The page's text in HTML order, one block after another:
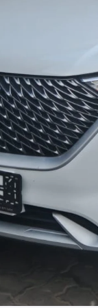
(800) 250-25-31
офис 403
8 (800) 250-25-31
8 (800) 250-25-31
(800) 250-25-31